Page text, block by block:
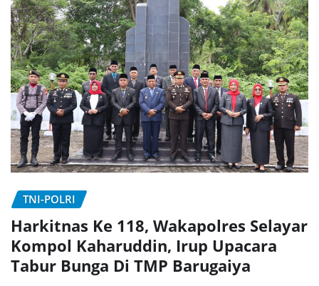
TNI-POLRI
Harkitnas Ke 118, Wakapolres Selayar
Kompol Kaharuddin, Irup Upacara
Tabur Bunga Di TMP Barugaiya